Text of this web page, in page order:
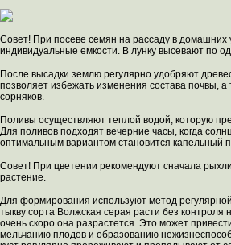
Совет! При посеве семян на рассаду в домашних
индивидуальные емкости. В лунку высевают по
После высадки землю регулярно удобряют
позволяет избежать изменения состава почвы, а
сорняков.
Поливы осуществляют теплой водой, которую
Для поливов подходят вечерние часы, когда
оптимальным вариантом становится капельный
Совет! При цветении рекомендуют сначала
растение.
Для формирования используют метод
тыкву сорта Волжская серая расти без контроля
очень скоро она разрастется. Это может
мельчанию плодов и образованию